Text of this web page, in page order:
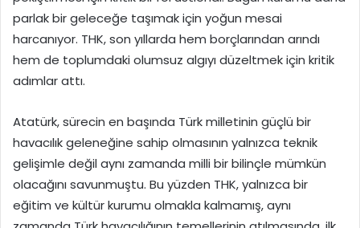
parlak bir geleceğe taşımak için yoğun mesai
harcanıyor. THK, son yıllarda hem borçlarından arındı
hem de toplumdaki olumsuz algıyı düzeltmek için kritik
adımlar attı.
Atatürk, sürecin en başında Türk milletinin güçlü bir
havacılık geleneğine sahip olmasının yalnızca teknik
gelişimle değil aynı zamanda milli bir bilinçle mümkün
olacağını savunmuştu. Bu yüzden THK, yalnızca bir
eğitim ve kültür kurumu olmakla kalmamış, aynı